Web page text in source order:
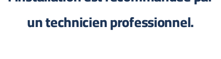
un technicien professionnel.